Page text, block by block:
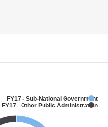
FY17 - Sub-National Government
FY17 - Other Public Administration